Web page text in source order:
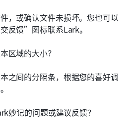
，或确认文件未损坏。您也可以
反馈”图标联系Lark。
区域的大小？
之间的分隔条，根据您的喜好调
妙记的问题或建议反馈？